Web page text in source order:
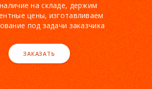
на складе, держим
цены, изготавливаем
под задачи заказчика
ЗАКАЗАТЬ